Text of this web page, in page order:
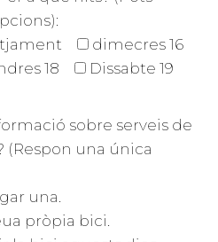
dimecres 16
18
Dissabte 19
sobre serveis de
(Respon una única
una.
pròpia bici.